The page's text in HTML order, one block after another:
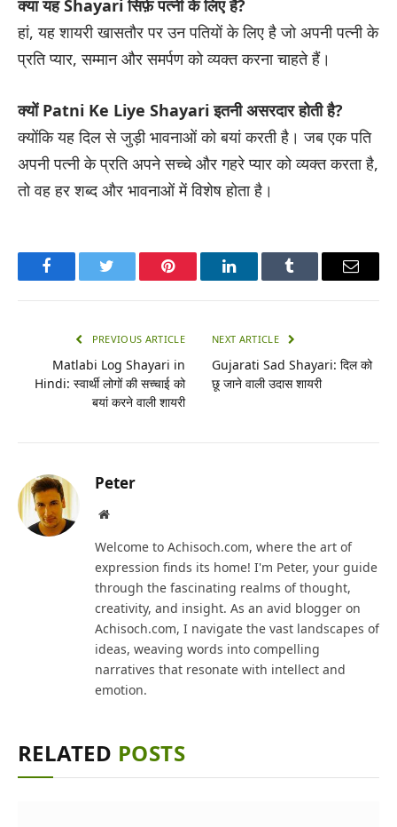
क्या यह Shayari सिर्फ़ पत्नी के लिए है?
हां, यह शायरी खासतौर पर उन पतियों के लिए है जो अपनी पत्नी के
प्रति प्यार, सम्मान और समर्पण को व्यक्त करना चाहते हैं।
क्यों Patni Ke Liye Shayari इतनी असरदार होती है?
क्योंकि यह दिल से जुड़ी भावनाओं को बयां करती है। जब एक पति
अपनी पत्नी के प्रति अपने सच्चे और गहरे प्यार को व्यक्त करता है,
तो वह हर शब्द और भावनाओं में विशेष होता है।
FacebookTwitter Pinterest LinkedInTumblr Email
PREVIOUS ARTICLE
Matlabi Log Shayari in
Hindi: स्वार्थी लोगों की सच्चाई को
बयां करने वाली शायरी
NEXT ARTICLE
Gujarati Sad Shayari: दिल को
छू जाने वाली उदास शायरी
Peter
Website
Welcome to Achisoch.com, where the art of
expression finds its home! I'm Peter, your guide
through the fascinating realms of thought,
creativity, and insight. As an avid blogger on
Achisoch.com, I navigate the vast landscapes of
ideas, weaving words into compelling
narratives that resonate with intellect and
emotion.
RELATED POSTS